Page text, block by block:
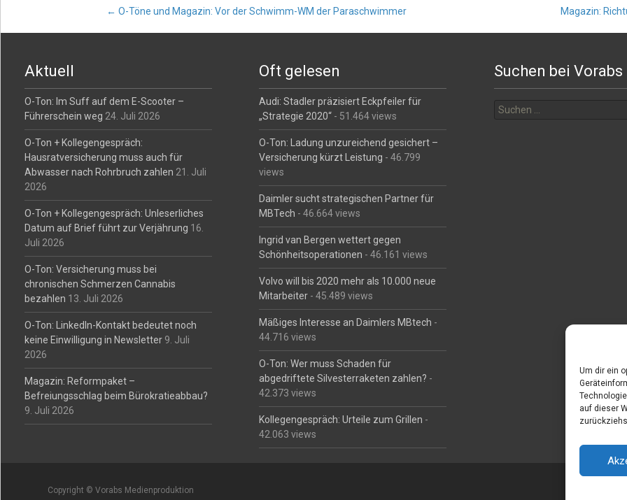
Um dir ein
auf dieser
Post
navigation
← O-Töne und Magazin: Vor der Schwimm-WM der Paraschwimmer Magazin:
Aktuell
O-Ton: Im Suff auf dem E-Scooter –
Führerschein weg 24. Juli 2026
O-Ton + Kollegengespräch:
Hausratversicherung muss auch für
Abwasser nach Rohrbruch zahlen 21. Juli
2026
O-Ton + Kollegengespräch: Unleserliches
Datum auf Brief führt zur Verjährung 16.
Juli 2026
O-Ton: Versicherung muss bei
chronischen Schmerzen Cannabis
bezahlen 13. Juli 2026
O-Ton: LinkedIn-Kontakt bedeutet noch
keine Einwilligung in Newsletter 9. Juli
2026
Magazin: Reformpaket –
Befreiungsschlag beim Bürokratieabbau?
9. Juli 2026
Oft gelesen
Audi: Stadler präzisiert Eckpfeiler für
„Strategie 2020“ - 51.464 views
O-Ton: Ladung unzureichend gesichert –
Versicherung kürzt Leistung - 46.799
views
Daimler sucht strategischen Partner für
MBTech - 46.664 views
Ingrid van Bergen wettert gegen
Schönheitsoperationen - 46.161 views
Volvo will bis 2020 mehr als 10.000 neue
Mitarbeiter - 45.489 views
Mäßiges Interesse an Daimlers MBtech -
44.716 views
O-Ton: Wer muss Schaden für
abgedriftete Silvesterraketen zahlen? -
42.373 views
Kollegengespräch: Urteile zum Grillen -
42.063 views
Suchen bei Vorabs
nach:
Copyright © Vorabs Medienproduktion